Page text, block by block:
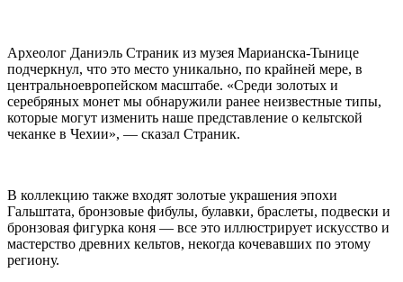
Археолог Даниэль Страник из музея Марианска-Тынице
подчеркнул, что это место уникально, по крайней мере, в
центральноевропейском масштабе. «Среди золотых и
серебряных монет мы обнаружили ранее неизвестные типы,
которые могут изменить наше представление о кельтской
чеканке в Чехии», — сказал Страник.
В коллекцию также входят золотые украшения эпохи
Гальштата, бронзовые фибулы, булавки, браслеты, подвески и
бронзовая фигурка коня — все это иллюстрирует искусство и
мастерство древних кельтов, некогда кочевавших по этому
региону.